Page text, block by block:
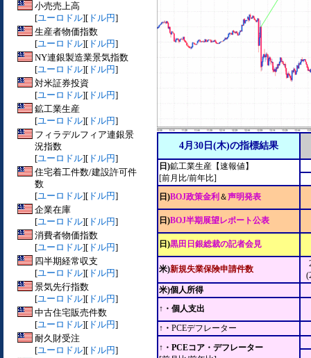
小売売上高
[ユーロドル][ ドル円]
生産者物価指数
[ユーロドル][ ドル円]
NY連銀製造業景気指数
[ユーロドル][ ドル円]
対米証券投資
[ユーロドル][ ドル円]
鉱工業生産
[ユーロドル][ ドル円]
フィラデルフィア連銀景
況指数
[ユーロドル][ ドル円]
住宅着工件数/建設許可件
数
[ユーロドル][ ドル円]
企業在庫
[ユーロドル][ ドル円]
消費者物価指数
[ユーロドル][ ドル円]
四半期経常収支
[ユーロドル][ ドル円]
景気先行指数
[ユーロドル][ ドル円]
中古住宅販売件数
[ユーロドル][ ドル円]
耐久財受注
[ユーロドル][ ドル円]
4月30日(木)の指標結果
日)鉱工業生産【速報値】
[前月比/前年比]
日)BOJ政策金利 ＆声明発表
日)BOJ半期展望レポート公表
日)黒田日銀総裁の記者会見
米)新規失業保険申請件数
米)個人所得
↑・個人支出
↑・ PCEデフレーター
↑・PCEコア・デフレーター